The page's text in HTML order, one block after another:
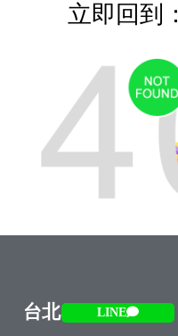
立即回到：
台北 LINE